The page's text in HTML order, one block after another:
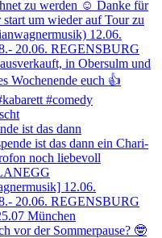
ist das dann